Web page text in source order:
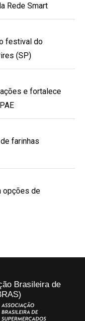
Rede Smart
festival do
(SP)
e fortalece
farinhas
opções de
Brasileira de